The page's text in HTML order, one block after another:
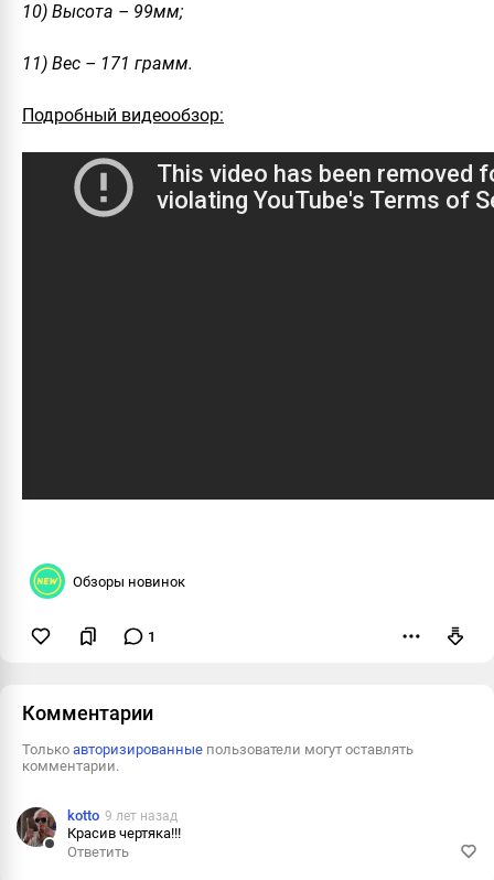
10) Высота – 99мм;
11) Вес – 171 грамм.
Подробный видеообзор:
Обзоры новинок
1
Комментарии
Только авторизированные пользователи могут оставлять
комментарии.
kotto 9 лет назад
Красив чертяка!!!
Ответить
Ответить